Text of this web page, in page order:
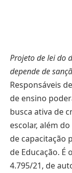
Projeto de lei do
depende de
Responsáveis
de ensino
busca ativa de
escolar, além
de capacitação
de Educação.
4.795/21, de